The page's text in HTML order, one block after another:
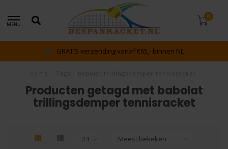
MENU
0
GRATIS verzending vanaf €65,- binnen NL
Producten getagd met babolat
trillingsdemper tennisracket